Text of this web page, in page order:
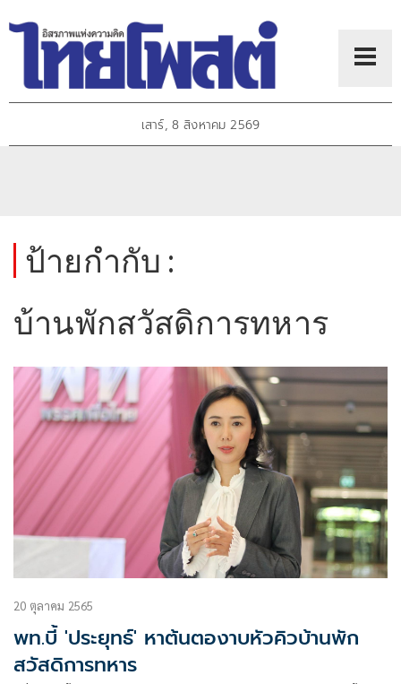
เสาร์, 8 สิงหาคม 2569
ป้ายกำกับ :
บ้านพักสวัสดิการทหาร
20 ตุลาคม 2565
พท.บี้ 'ประยุทธ์' หาต้นตองาบหัวคิวบ้านพัก
สวัสดิการทหาร